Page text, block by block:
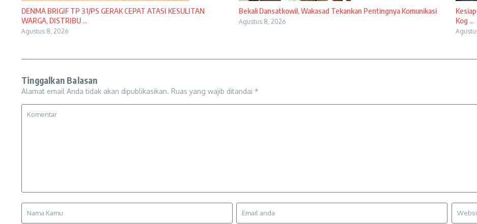
DENMA BRIGIF TP 31/PS GERAK CEPAT ATASI KESULITAN
WARGA, DISTRIBU ...
Agustus 8, 2026
Bekali Dansatkowil, Wakasad Tekankan Pentingnya Komunikasi
Agustus 8, 2026
Kog ...
Tinggalkan Balasan
Alamat email Anda tidak akan dipublikasikan. Ruas yang wajib ditandai *